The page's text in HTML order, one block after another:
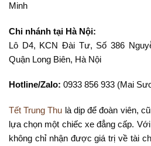
Minh
Chi nhánh tại Hà Nội:
Lô D4, KCN Đài Tư, Số 386
Quận Long Biên, Hà Nội
Hotline/Zalo: 0933 856 933 (Mai
Tết Trung Thu là dịp để đoàn viên,
lựa chọn một chiếc xe đẳng cấp. Với
không chỉ nhận được giá trị về tài